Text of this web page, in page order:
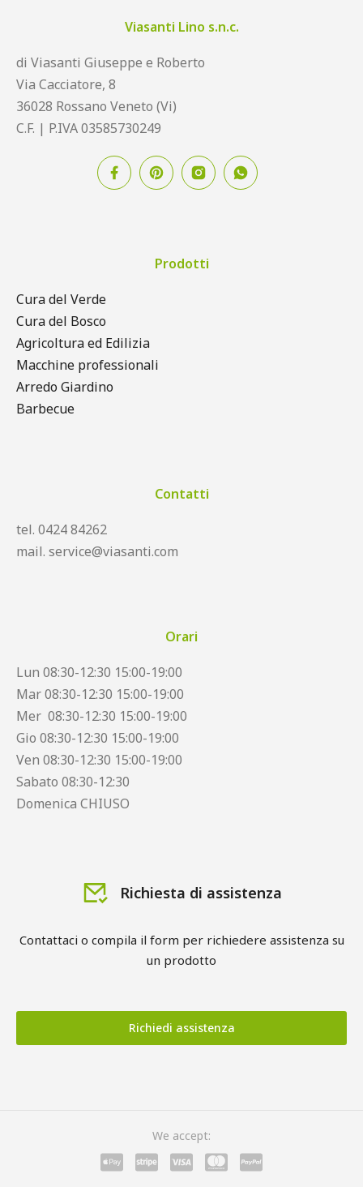
Viasanti Lino s.n.c.
di Viasanti Giuseppe e Roberto
Via Cacciatore, 8
36028 Rossano Veneto (Vi)
C.F. | P.IVA 03585730249
Prodotti
Cura del Verde
Cura del Bosco
Agricoltura ed Edilizia
Macchine professionali
Arredo Giardino
Barbecue
Contatti
tel. 0424 84262
mail. service@viasanti.com
Orari
Lun 08:30-12:30 15:00-19:00
Mar 08:30-12:30 15:00-19:00
Mer 08:30-12:30 15:00-19:00
Gio 08:30-12:30 15:00-19:00
Ven 08:30-12:30 15:00-19:00
Sabato 08:30-12:30
Domenica CHIUSO
Richiesta di assistenza
Contattaci o compila il form per richiedere assistenza su
un prodotto
Richiedi assistenza
We accept: